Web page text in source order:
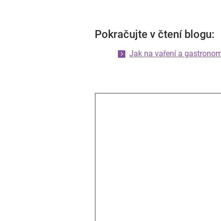
Pokračujte v čtení blogu:
Jak na vaření a